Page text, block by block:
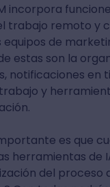
incorpora
trabajo remoto y
de
estas son la
notificaciones en
y
es que
herramientas de
del proceso